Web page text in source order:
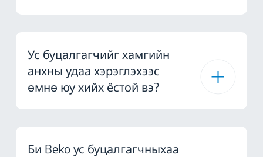
Ус буцалгагчийг хамгийн
анхны удаа хэрэглэхээс
өмнө юу хийх ёстой вэ?
Би Beko ус буцалгагчныхаа